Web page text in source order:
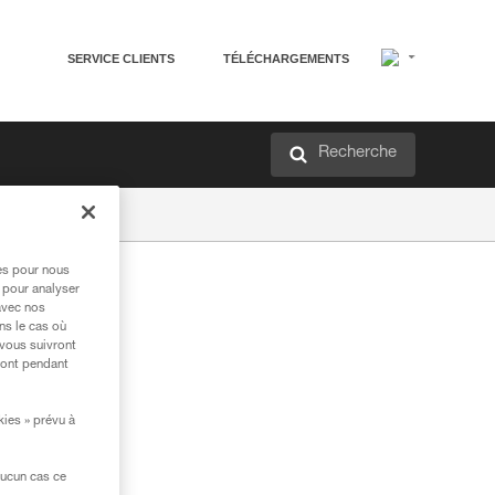
SERVICE CLIENTS TÉLÉCHARGEMENTS
Recherche
pour nous
analyser
nos
le cas où
suivront
pendant
» prévu à
cas ce